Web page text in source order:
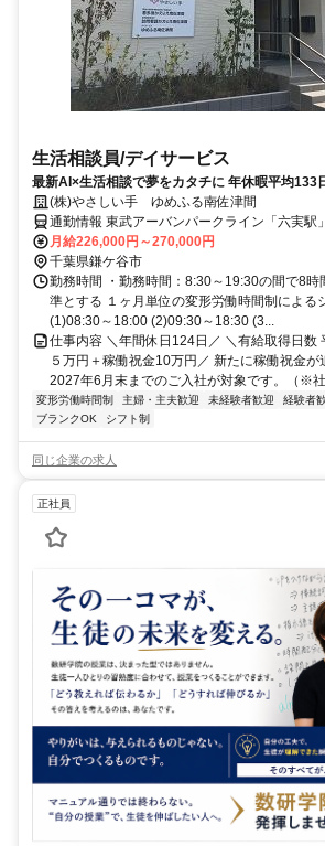
生活相談員/デイサービス
最新AI×生活相談で夢をカタチに 年休暇平均
(株)やさしい手 ゆめふる南佐津間
通勤情報 東武アーバンパークライン「六実駅
月給226,000円～270,000円
千葉県鎌ケ谷市
勤務時間 ・勤務時間：8:30～19:30の間で8時
準とする １ヶ月単位の変形労働時間制による
(1)08:30～18:00 (2)09:30～18:30 (3...
仕事内容 ＼年間休日124日／ ＼有給取得日数
５万円＋稼働祝金10万円／ 新たに稼働祝金
2027年6月末までのご入社が対象です。（※
変形労働時間制 主婦・主夫歓迎 未経験者歓迎 経験者
ブランクOK
シフト制
同じ企業の求人
正社員